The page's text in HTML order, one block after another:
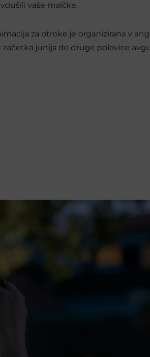
vaše malčke.
za otroke je organizirana v
začetka junija do druge polovice